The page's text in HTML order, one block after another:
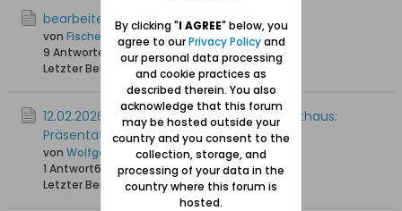
bearbeiten - editieren
von Fischersjung
9 Antworten
228 Hits0 Likes
Letzter Beitrag
11.02.2026, 22:21
12.02.2026 / 17:00 Uhr Rechtstädtische Rathaus:
Präsentation des Buhse-Plans
von Wolfgang
1 Antwort68 Hits0 Likes
Letzter Beitrag10.02.2026, 18:41
By clicking "I AGREE" below, you
agree to ourPrivacy Policyand
our personal data processing
and cookie practices as
described therein. You also
acknowledge that this forum
may be hosted outside your
country and you consent to the
collection, storage, and
processing of your data in the
country where this forum is
hosted.